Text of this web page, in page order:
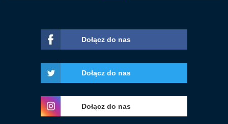
Dołącz do nas
Dołącz do nas
Dołącz do nas